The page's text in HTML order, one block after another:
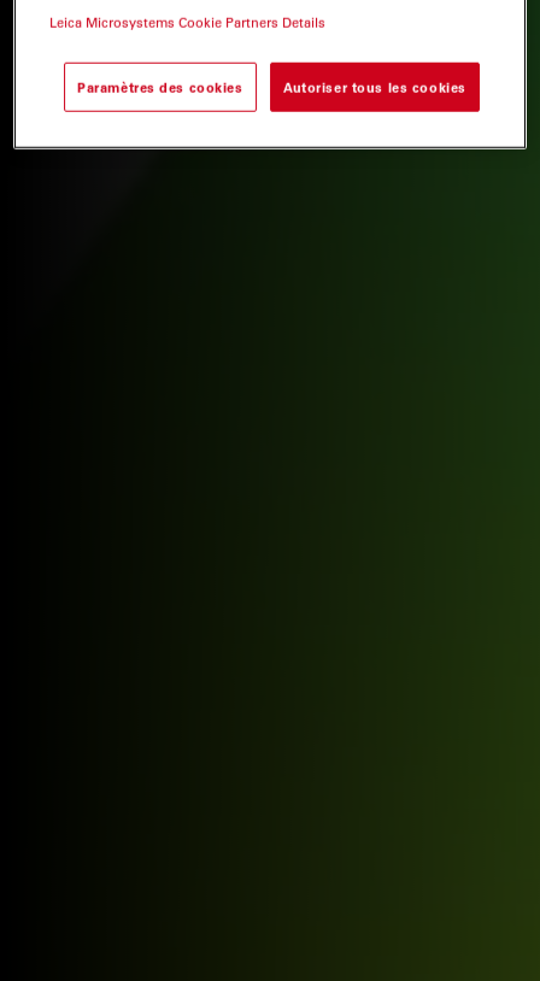
Leica Microsystems Cookie Partners Details
Paramètres des cookies Autoriser tous les cookies